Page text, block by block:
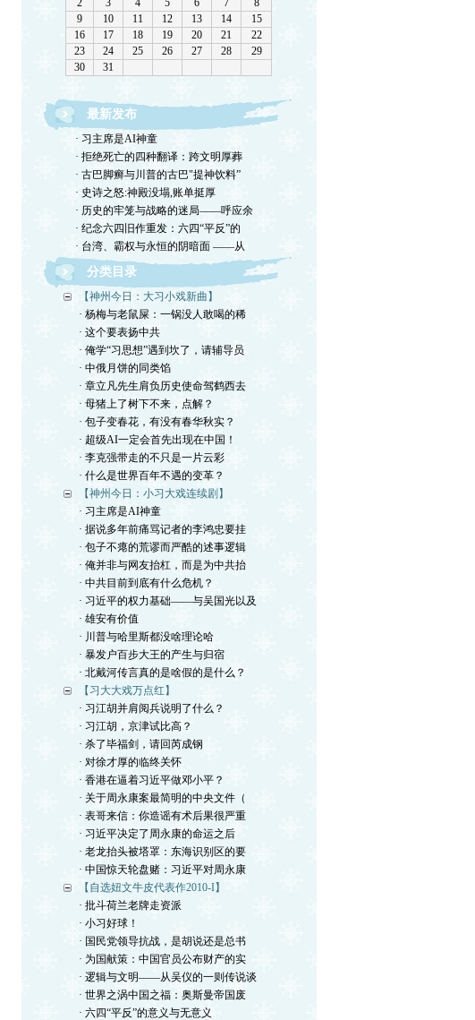
最新发布
· 习主席是AI神童
· 拒绝死亡的四种翻译：跨文明厚葬
· 古巴脚癣与川普的古巴"提神饮料”
· 史诗之怒:神殿没塌,账单挺厚
· 历史的牢笼与战略的迷局——呼应余
· 纪念六四旧作重发：六四“平反”的
· 台湾、霸权与永恒的阴暗面 ——从
分类目录
【神州今日：大习小戏新曲】
· 杨梅与老鼠屎：一锅没人敢喝的稀
· 这个要表扬中共
· 俺学“习思想”遇到坎了，请辅导员
· 中俄月饼的同类馅
· 章立凡先生肩负历史使命驾鹤西去
· 母猪上了树下不来，点解？
· 包子变春花，有没有春华秋实？
· 超级AI一定会首先出现在中国！
· 李克强带走的不只是一片云彩
· 什么是世界百年不遇的变革？
【神州今日：小习大戏连续剧】
· 习主席是AI神童
· 据说多年前痛骂记者的李鸿忠要挂
· 包子不瘪的荒谬而严酷的述事逻辑
· 俺并非与网友抬杠，而是为中共抬
· 中共目前到底有什么危机？
· 习近平的权力基础——与吴国光以及
· 雄安有价值
· 川普与哈里斯都没啥理论哈
· 暴发户百步大王的产生与归宿
· 北戴河传言真的是啥假的是什么？
【习大大戏万点红】
· 习江胡并肩阅兵说明了什么？
· 习江胡，京津试比高？
· 杀了毕福剑，请回芮成钢
· 对徐才厚的临终关怀
· 香港在逼着习近平做邓小平？
· 关于周永康案最简明的中央文件（
· 表哥来信：你造谣有术后果很严重
· 习近平决定了周永康的命运之后
· 老龙抬头被塔罩：东海识别区的要
· 中国惊天轮盘赌：习近平对周永康
【自选妞文牛皮代表作2010-I】
· 批斗荷兰老牌走资派
· 小习好球！
· 国民党领导抗战，是胡说还是总书
· 为国献策：中国官员公布财产的实
· 逻辑与文明——从吴仪的一则传说谈
· 世界之涡中国之福：奥斯曼帝国废
· 六四“平反”的意义与无意义